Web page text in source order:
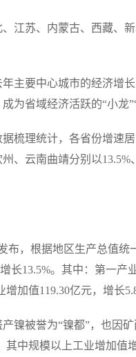
苏、内蒙古、西藏、新
主要中心城市的经济增
为省域经济活跃的“小龙
理统计，各省份增速居
、云南曲靖分别以13.5%
，根据地区生产总值统
长13.5%。其中：第一产
加值119.30亿元，增长
被誉为“镍都”，也因矿
其中规模以上工业增加值